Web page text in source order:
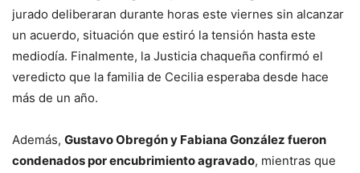
jurado deliberaran durante horas este viernes sin alcanzar
un acuerdo, situación que estiró la tensión hasta este
mediodía. Finalmente, la Justicia chaqueña confirmó el
veredicto que la familia de Cecilia esperaba desde hace
más de un año.
Además, Gustavo Obregón y Fabiana González fueron
condenados por encubrimiento agravado, mientras que